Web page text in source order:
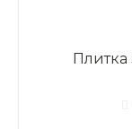
Плитка